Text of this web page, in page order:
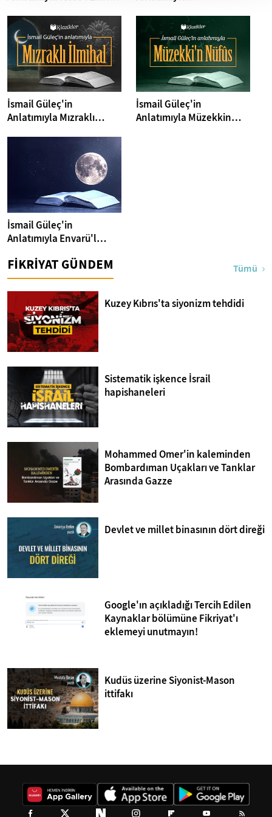
Klasikler
İsmail Güleç'in
Anlatımıyla Mızraklı
İsmail Güleç'in
Anlatımıyla Müzekkin
İsmail Güleç'in
Anlatımıyla Envarü'l
FİKRİYAT GÜNDEM Tümü
Kuzey Kıbrıs'ta siyonizm tehdidi
Sistematik işkence İsrail
hapishaneleri
Mohammed Omer'in kaleminden
Bombardıman Uçakları ve Tanklar
Arasında Gazze
Devlet ve millet binasının dört direği
Google'ın açıkladığı Tercih Edilen
Kaynaklar bölümüne Fikriyat'ı
eklemeyi unutmayın!
Kudüs üzerine Siyonist-Mason
ittifakı